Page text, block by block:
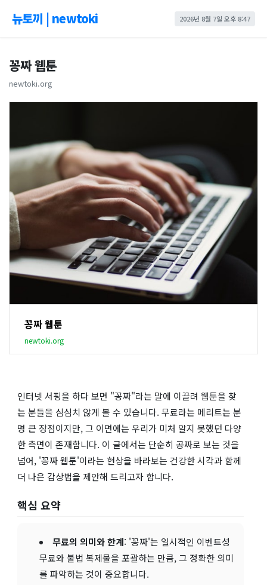
뉴토끼 | newtoki 2026년 8월 7일 오후 8:47
꽁짜 웹툰
newtoki.org
꽁짜 웹툰
newtoki.org
인터넷 서핑을 하다 보면 "꽁짜"라는 말에 이끌려 웹툰을 찾
는 분들을 심심치 않게 볼 수 있습니다. 무료라는 메리트는 분
명 큰 장점이지만, 그 이면에는 우리가 미처 알지 못했던 다양
한 측면이 존재합니다. 이 글에서는 단순히 공짜로 보는 것을
넘어, '꽁짜 웹툰'이라는 현상을 바라보는 건강한 시각과 함께
더 나은 감상법을 제안해 드리고자 합니다.
핵심 요약
무료의 의미와 한계: '꽁짜'는 일시적인 이벤트성
무료와 불법 복제물을 포괄하는 만큼, 그 정확한 의미
를 파악하는 것이 중요합니다.